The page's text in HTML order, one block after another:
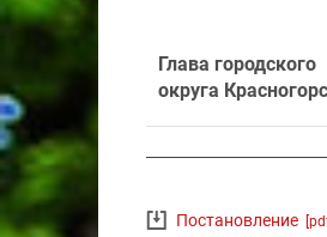
Глава городского
округа
Постановление